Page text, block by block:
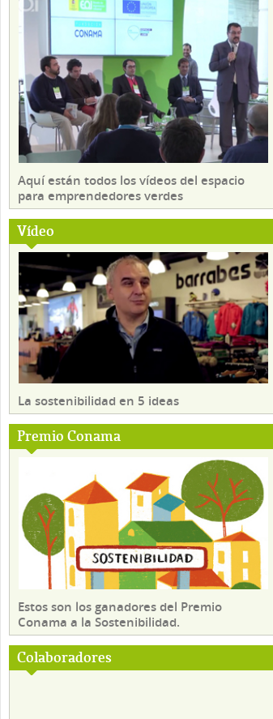
Aquí están todos los vídeos del espacio
para emprendedores verdes
Vídeo
La sostenibilidad en 5 ideas
Premio Conama
Estos son los ganadores del Premio
Conama a la Sostenibilidad.
Colaboradores